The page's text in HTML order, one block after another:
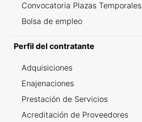
Convocatoria Plazas Temporales
Bolsa de empleo
Perfil del contratante
Adquisiciones
Enajenaciones
Prestación de Servicios
Acreditación de Proveedores